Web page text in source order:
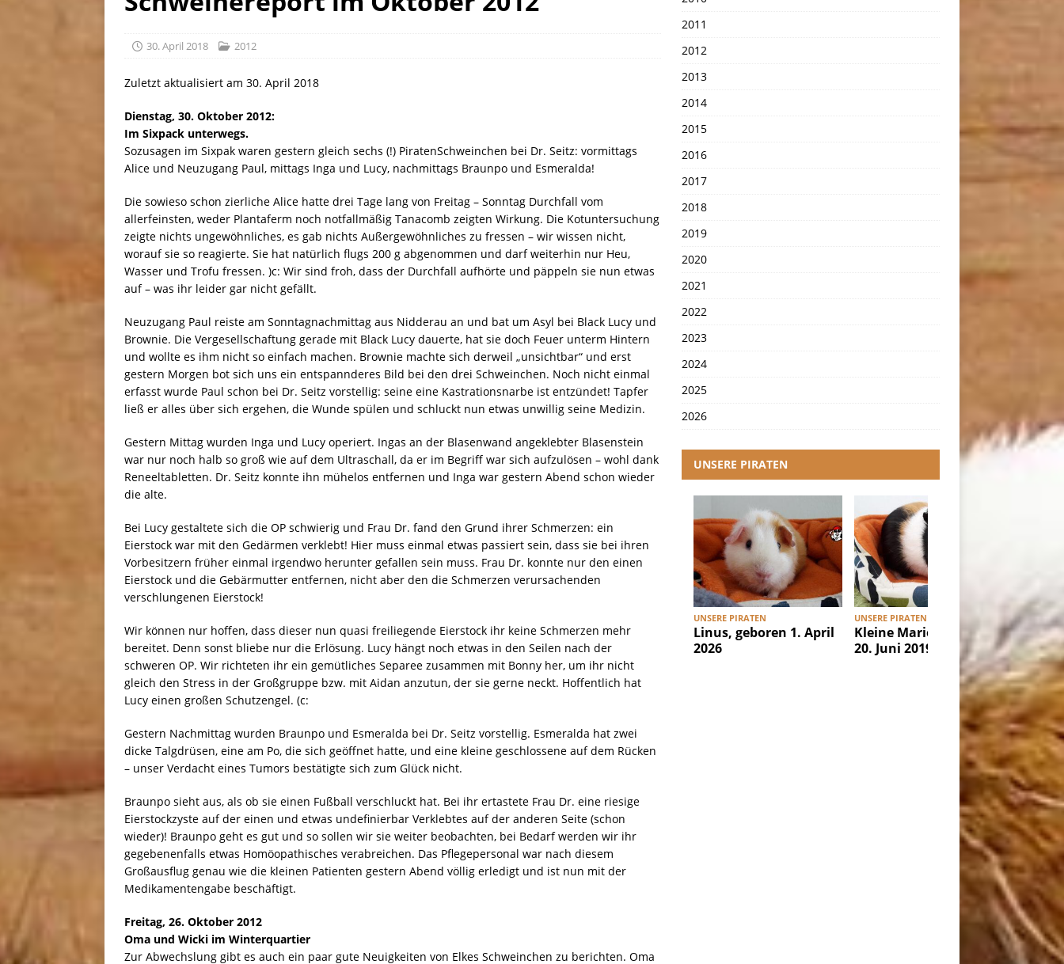
[ 30. Juli 2026 ]
30. April 2018 2012
Zuletzt aktualisiert am 30. April 2018
Dienstag, 30. Oktober 2012:
Im Sixpack unterwegs.
Sozusagen im Sixpak waren gestern gleich sechs (!) PiratenSchweinchen bei Dr. Seitz: vormittags
Alice und Neuzugang Paul, mittags Inga und Lucy, nachmittags Braunpo und Esmeralda!
Die sowieso schon zierliche Alice hatte drei Tage lang von Freitag – Sonntag Durchfall vom
allerfeinsten, weder Plantaferm noch notfallmäßig Tanacomb zeigten Wirkung. Die Kotuntersuchung
zeigte nichts ungewöhnliches, es gab nichts Außergewöhnliches zu fressen – wir wissen nicht,
worauf sie so reagierte. Sie hat natürlich flugs 200 g abgenommen und darf weiterhin nur Heu,
Wasser und Trofu fressen. )c: Wir sind froh, dass der Durchfall aufhörte und päppeln sie nun etwas
auf – was ihr leider gar nicht gefällt.
Neuzugang Paul reiste am Sonntagnachmittag aus Nidderau an und bat um Asyl bei Black Lucy und
Brownie. Die Vergesellschaftung gerade mit Black Lucy dauerte, hat sie doch Feuer unterm Hintern
und wollte es ihm nicht so einfach machen. Brownie machte sich derweil „unsichtbar“ und erst
gestern Morgen bot sich uns ein entspannderes Bild bei den drei Schweinchen. Noch nicht einmal
erfasst wurde Paul schon bei Dr. Seitz vorstellig: seine eine Kastrationsnarbe ist entzündet! Tapfer
ließ er alles über sich ergehen, die Wunde spülen und schluckt nun etwas unwillig seine Medizin.
Gestern Mittag wurden Inga und Lucy operiert. Ingas an der Blasenwand angeklebter Blasenstein
war nur noch halb so groß wie auf dem Ultraschall, da er im Begriff war sich aufzulösen – wohl dank
Reneeltabletten. Dr. Seitz konnte ihn mühelos entfernen und Inga war gestern Abend schon wieder
die alte.
Bei Lucy gestaltete sich die OP schwierig und Frau Dr. fand den Grund ihrer Schmerzen: ein
Eierstock war mit den Gedärmen verklebt! Hier muss einmal etwas passiert sein, dass sie bei ihren
Vorbesitzern früher einmal irgendwo herunter gefallen sein muss. Frau Dr. konnte nur den einen
Eierstock und die Gebärmutter entfernen, nicht aber den die Schmerzen verursachenden
verschlungenen Eierstock!
Wir können nur hoffen, dass dieser nun quasi freiliegende Eierstock ihr keine Schmerzen mehr
bereitet. Denn sonst bliebe nur die Erlösung. Lucy hängt noch etwas in den Seilen nach der
schweren OP. Wir richteten ihr ein gemütliches Separee zusammen mit Bonny her, um ihr nicht
gleich den Stress in der Großgruppe bzw. mit Aidan anzutun, der sie gerne neckt. Hoffentlich hat
Lucy einen großen Schutzengel. (c:
Gestern Nachmittag wurden Braunpo und Esmeralda bei Dr. Seitz vorstellig. Esmeralda hat zwei
dicke Talgdrüsen, eine am Po, die sich geöffnet hatte, und eine kleine geschlossene auf dem Rücken
– unser Verdacht eines Tumors bestätigte sich zum Glück nicht.
Braunpo sieht aus, als ob sie einen Fußball verschluckt hat. Bei ihr ertastete Frau Dr. eine riesige
Eierstockzyste auf der einen und etwas undefinierbar Verklebtes auf der anderen Seite (schon
wieder)! Braunpo geht es gut und so sollen wir sie weiter beobachten, bei Bedarf werden wir ihr
gegebenenfalls etwas Homöopathisches verabreichen. Das Pflegepersonal war nach diesem
Großausflug genau wie die kleinen Patienten gestern Abend völlig erledigt und ist nun mit der
Medikamentengabe beschäftigt.
Freitag, 26. Oktober 2012
Oma und Wicki im Winterquartier
Zur Abwechslung gibt es auch ein paar gute Neuigkeiten von Elkes Schweinchen zu berichten. Oma
2011
2012
2013
2014
2015
2016
2017
2018
2019
2020
2021
2022
2023
2024
2025
2026
UNSERE PIRATEN
UNSERE PIRATEN
Linus, geboren 1. April
2026
UNSERE PIRATEN
Kleine Marie, geboren
20. Juni 2019
UNSERE
Ibiza,